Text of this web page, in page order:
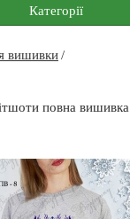
Категорії
вишивки
повна вишивка